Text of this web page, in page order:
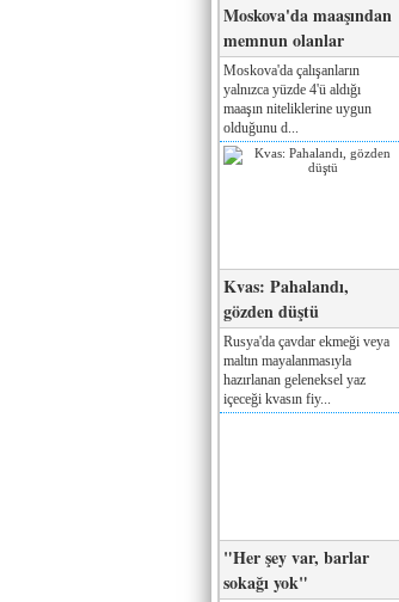
Moskova'da maaşından
memnun olanlar
Moskova'da çalışanların
yalnızca yüzde 4'ü aldığı
maaşın niteliklerine uygun
olduğunu d...
Kvas: Pahalandı,
gözden düştü
Rusya'da çavdar ekmeği veya
maltın mayalanmasıyla
hazırlanan geleneksel yaz
içeceği kvasın fiy...
"Her şey var, barlar
sokağı yok"